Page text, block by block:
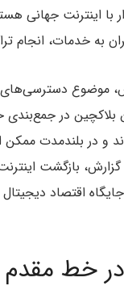
با اینترنت
به خدمات، انجام
موضوع دسترسی‌های
در جمع‌بندی
و در بلندمدت
بازگشت
اقتصاد
خط